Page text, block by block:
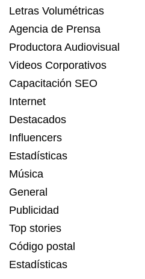
Letras Volumétricas
Agencia de Prensa
Productora Audiovisual
Videos Corporativos
Capacitación SEO
Internet
Destacados
Influencers
Estadísticas
Música
General
Publicidad
Top stories
Código postal
Estadísticas